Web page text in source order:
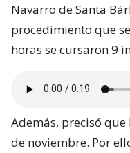
Navarro de Santa
procedimiento que
horas se cursaron 9
Además, precisó
de noviembre. Por